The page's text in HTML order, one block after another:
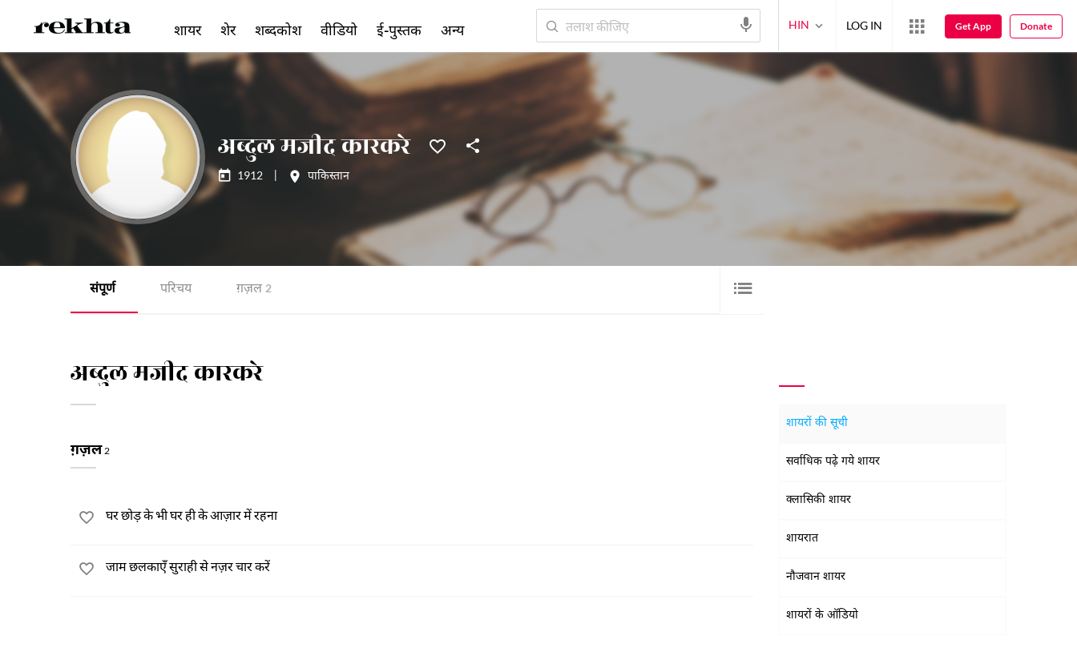
अब्दुल मजीद कारकरे
1912 पाकिस्तान
संपूर्ण परिचय ग़ज़ल 2
अब्दुल मजीद कारकरे
ग़ज़ल2
घर छोड़ के भी घर ही के आज़ार में रहना
जाम छलकाएँ सुराही से नज़र चार करें
शायरों की सूची
सर्वाधिक पढ़े गये शायर
क्लासिकी शायर
शायरात
नौजवान शायर
शायरों के ऑडियो
शायर शेर शब्दकोश वीडियो ई-पुस्तक अन्य HIN LOG IN Get App Donate